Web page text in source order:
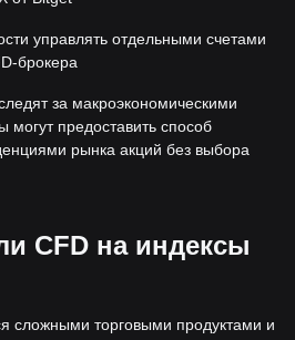
управлять отдельными счетами
брокера
за макроэкономическими
предоставить способ
рынка акций без выбора
CFD на индексы
сложными торговыми продуктами и